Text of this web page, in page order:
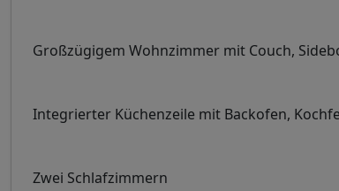
Großzügigem Wohnzimmer mit Couch,
Integrierter Küchenzeile mit Backofen,
Zwei Schlafzimmern